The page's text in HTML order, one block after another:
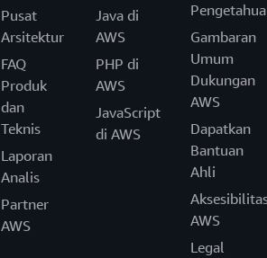
Pusat
Arsitektur
FAQ
Produk
dan
Teknis
Laporan
Analis
Partner
AWS
Java di
AWS
PHP di
AWS
JavaScript
di AWS
Gambaran
Umum
Dukungan
AWS
Dapatkan
Bantuan
Ahli
AWS
Legal